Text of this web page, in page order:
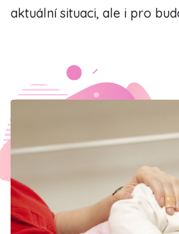
aktuální situaci, ale i pro